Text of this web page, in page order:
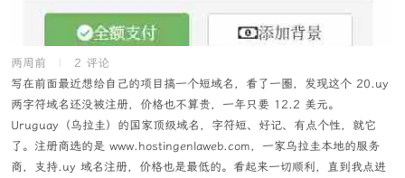
两周前
2 评论
写在前面最近想给自己的项目搞一个短域名，看了一圈，发现这个 20.uy
两字符域名还没被注册，价格也不算贵，一年只要 12.2 美元。
Uruguay（乌拉圭）的国家顶级域名，字符短、好记、有点个性，就它
了。注册商选的是 www.hostingenlaweb.com，一家乌拉圭本地的服务
商，支持.uy 域名注册，价格也是最低的。看起来一切顺利，直到我点进